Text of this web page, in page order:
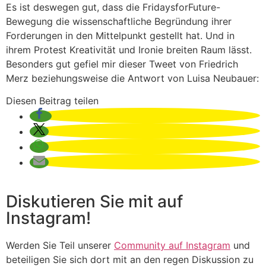
Es ist deswegen gut, dass die FridaysforFuture-
Bewegung die wissenschaftliche Begründung ihrer
Forderungen in den Mittelpunkt gestellt hat. Und in
ihrem Protest Kreativität und Ironie breiten Raum lässt.
Besonders gut gefiel mir dieser Tweet von Friedrich
Merz beziehungsweise die Antwort von Luisa Neubauer:
Diesen Beitrag teilen
Diskutieren Sie mit auf
Instagram!
Werden Sie Teil unserer Community auf Instagram und
beteiligen Sie sich dort mit an den regen Diskussion zu